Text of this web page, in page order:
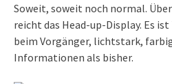
Soweit, soweit noch normal.
reicht das Head-up-Display. Es
beim Vorgänger, lichtstark,
Informationen als bisher.